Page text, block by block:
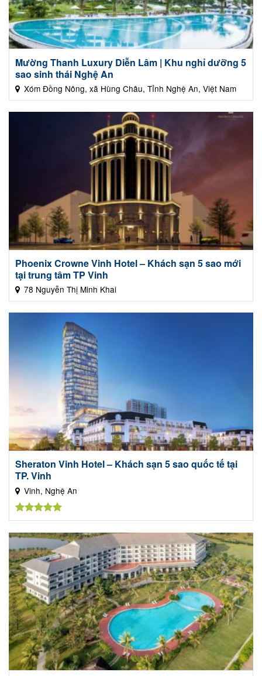
Mường Thanh Luxury Diễn Lâm | Khu nghỉ dưỡng 5
sao sinh thái Nghệ An
Xóm Đồng Nông, xã Hùng Châu, Tỉnh Nghệ An, Việt Nam
Phoenix Crowne Vinh Hotel – Khách sạn 5 sao mới
tại trung tâm TP Vinh
78 Nguyễn Thị Minh Khai
Sheraton Vinh Hotel – Khách sạn 5 sao quốc tế tại
TP. Vinh
Vinh, Nghệ An
Được xếp
5 sao